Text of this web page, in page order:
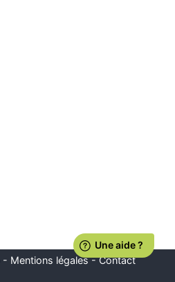
- Mentions légales-Contact